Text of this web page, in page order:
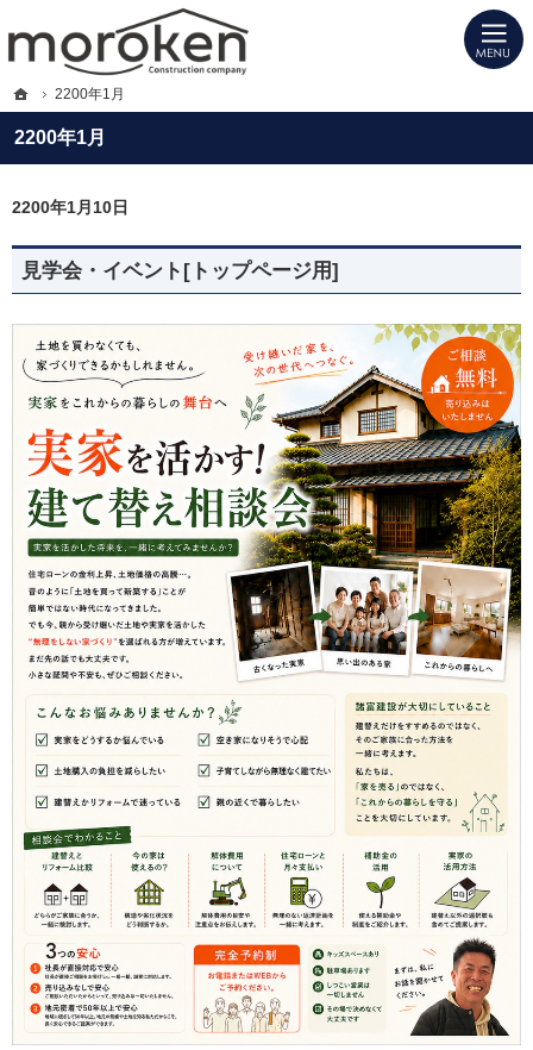
2200年1月
プロの目線からご提案。福岡県大川市・柳川市・久留米市の注文住宅・新築戸建
福岡県大川市・柳川市・久留米市の新築・注文住宅・新築戸建てを手がける工務
2200年1月10日
見学会・イベント[トップページ用]
ホーム
2200年1月